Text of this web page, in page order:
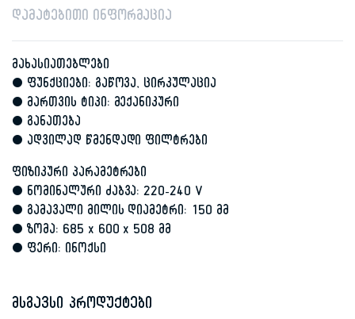
დამატებითი ინფორმაცია
მახასიათებლები
• ფუნქციები: გაწოვა, ცირკულაცია
• მართვის ტიპი: მექანიკური
• განათება
• ადვილად წმენდადი ფილტრები
ფიზიკური პარამეტრები
• ნომინალური ძაბვა: 220-240 V
• გამავალი მილის დიამეტრი: 150 მმ
• ზომა: 685 x 600 x 508 მმ
• ფერი: ინოქსი
მსგავსი პროდუქტები